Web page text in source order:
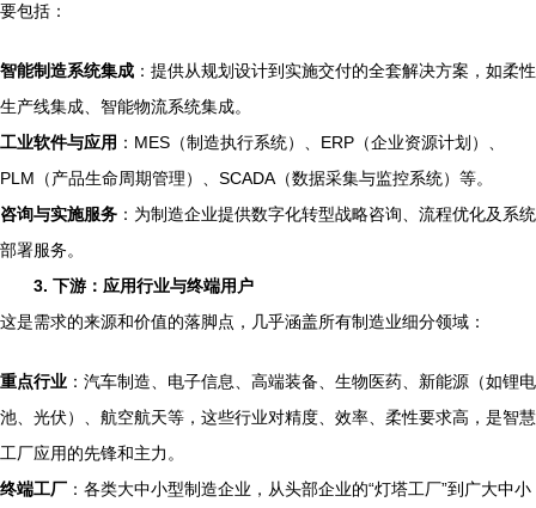
要包括：
智能制造系统集成 ：提供从规划设计到实施交付的全套解决方案，如柔性
生产线集成、智能物流系统集成。
工业软件与应用 ：MES（制造执行系统）、ERP（企业资源计划）、
PLM（产品生命周期管理）、SCADA（数据采集与监控系统）等。
咨询与实施服务 ：为制造企业提供数字化转型战略咨询、流程优化及系统
部署服务。
3. 下游：应用行业与终端用户
这是需求的来源和价值的落脚点，几乎涵盖所有制造业细分领域：
重点行业 ：汽车制造、电子信息、高端装备、生物医药、新能源（如锂电
池、光伏）、航空航天等，这些行业对精度、效率、柔性要求高，是智慧
工厂应用的先锋和主力。
终端工厂 ：各类大中小型制造企业，从头部企业的“灯塔工厂”到广大中小